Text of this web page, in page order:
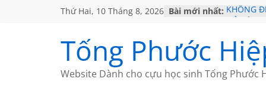
Thứ Hai, 10 Tháng 8, 2026 Bài mới nhất: KHÔNG
SÀI GÒN
KHÔNG
Tống Phước
Website Dành cho cựu học sinh Tống Phước